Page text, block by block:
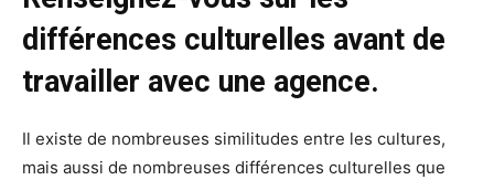
différences culturelles avant de
travailler avec une agence.
Il existe de nombreuses similitudes entre les cultures,
mais aussi de nombreuses différences culturelles que